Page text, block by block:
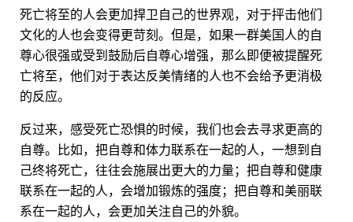
死亡将至的人会更加捍卫自己的世界观，对于抨击他们
文化的人也会变得更苛刻。但是，如果一群美国人的自
尊心很强或受到鼓励后自尊心增强，那么即便被提醒死
亡将至，他们对于表达反美情绪的人也不会给予更消极
的反应。
反过来，感受死亡恐惧的时候，我们也会去寻求更高的
自尊。比如，把自尊和体力联系在一起的人，一想到自
己终将死亡，往往会施展出更大的力量；把自尊和健康
联系在一起的人，会增加锻炼的强度；把自尊和美丽联
系在一起的人，会更加关注自己的外貌。